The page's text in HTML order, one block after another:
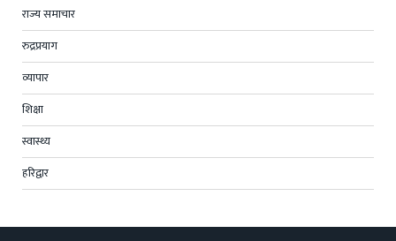
राज्य समाचार
रुद्रप्रयाग
व्यापार
शिक्षा
स्वास्थ्य
हरिद्वार